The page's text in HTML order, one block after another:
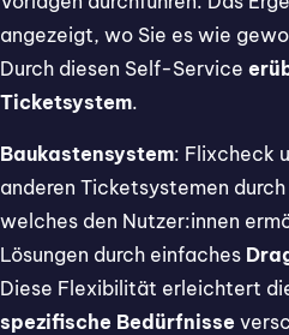
angezeigt, wo Sie es wie
Durch diesen Self-Service
Ticketsystem.
Baukastensystem: Flixcheck
anderen Ticketsystemen
welches den Nutzer:innen
Lösungen durch einfaches
Diese Flexibilität erleichtert
spezifische Bedürfnisse